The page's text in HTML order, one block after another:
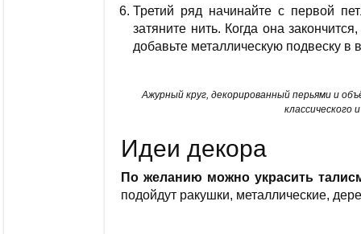
Третий ряд начинайте с первой
затяните нить. Когда она
добавьте металлическую подвеску в
Ажурный круг, декорированный перьями и
классического
Идеи декора
По желанию можно украсить
подойдут ракушки, металлические,